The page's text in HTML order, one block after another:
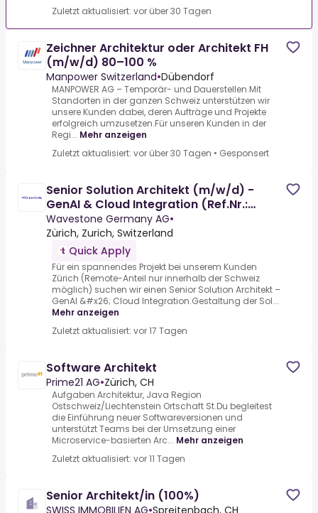
Zuletzt aktualisiert: vor über 30 Tagen
Zeichner Architektur oder Architekt FH
(m/w/d) 80–100 %
Manpower Switzerland•Dübendorf
MANPOWER AG – Temporär- und Dauerstellen.Mit
Standorten in der ganzen Schweiz unterstützen wir
unsere Kunden dabei, deren Aufträge und Projekte
erfolgreich umzusetzen.Für unseren Kunden in der
Regi... Mehr anzeigen
Zuletzt aktualisiert: vor über 30 Tagen • Gesponsert
Senior Solution Architekt (m/w/d) -
GenAI & Cloud Integration (Ref.Nr.:
47307)
Wavestone Germany AG•
Zürich, Zurich, Switzerland
Quick Apply
Für ein spannendes Projekt bei unserem Kunden
Zürich (Remote-Anteil nur innerhalb der Schweiz
möglich) suchen wir einen Senior Solution Architekt –
GenAI &#x26; Cloud Integration.Gestaltung der Sol...
Mehr anzeigen
Zuletzt aktualisiert: vor 17 Tagen
Software Architekt
Prime21 AG•Zürich, CH
Aufgaben Architektur, Java Region
Ostschweiz/Liechtenstein Ortschaft St.Du begleitest
die Einführung neuer Softwareversionen und
unterstützt Teams bei der Umsetzung einer
Microservice-basierten Arc... Mehr anzeigen
Zuletzt aktualisiert: vor 11 Tagen
Senior Architekt/in (100%)